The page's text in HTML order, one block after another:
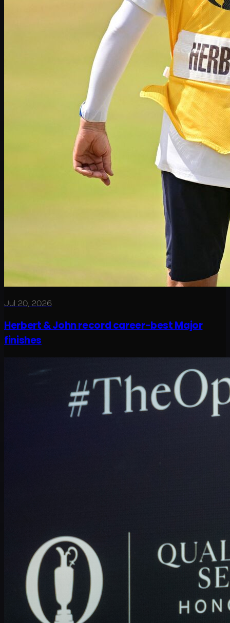
Jul 20, 2026
Herbert & John record career-best Major
finishes